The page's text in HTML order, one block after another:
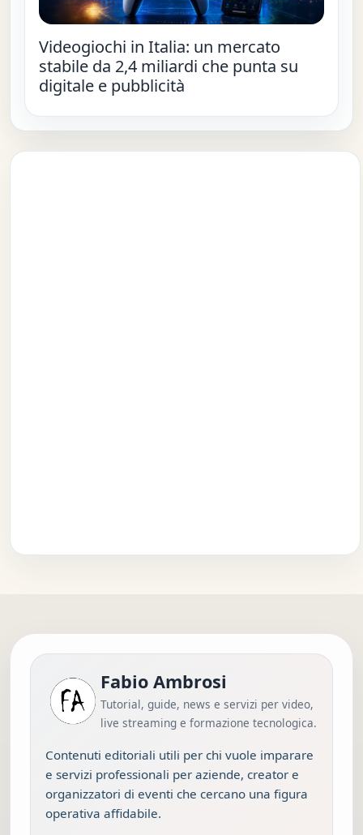
Videogiochi in Italia: un mercato
stabile da 2,4 miliardi che punta su
digitale e pubblicità
Fabio Ambrosi
Tutorial, guide, news e servizi per video,
live streaming e formazione tecnologica.
Contenuti editoriali utili per chi vuole imparare
e servizi professionali per aziende, creator e
organizzatori di eventi che cercano una figura
operativa affidabile.